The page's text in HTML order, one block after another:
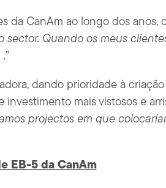
da CanAm ao longo dos anos,
sector. Quando os meus
.”
dando prioridade à
mais vistosos e
projectos em que
EB-5 da CanAm